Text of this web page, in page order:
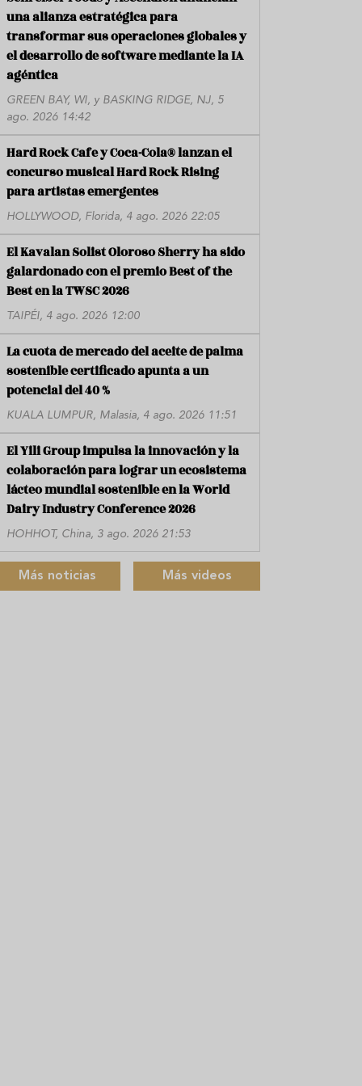
una alianza estratégica para
transformar sus operaciones globales y
el desarrollo de software mediante la IA
agéntica
GREEN BAY, WI, y BASKING RIDGE, NJ, 5
ago. 2026 14:42
Hard Rock Cafe y Coca-Cola® lanzan el
concurso musical Hard Rock Rising
para artistas emergentes
HOLLYWOOD, Florida, 4 ago. 2026 22:05
El Kavalan Solist Oloroso Sherry ha sido
galardonado con el premio Best of the
Best en la TWSC 2026
TAIPÉI, 4 ago. 2026 12:00
La cuota de mercado del aceite de palma
sostenible certificado apunta a un
potencial del 40 %
KUALA LUMPUR, Malasia, 4 ago. 2026 11:51
El Yili Group impulsa la innovación y la
colaboración para lograr un ecosistema
lácteo mundial sostenible en la World
Dairy Industry Conference 2026
HOHHOT, China, 3 ago. 2026 21:53
Más noticias Más videos